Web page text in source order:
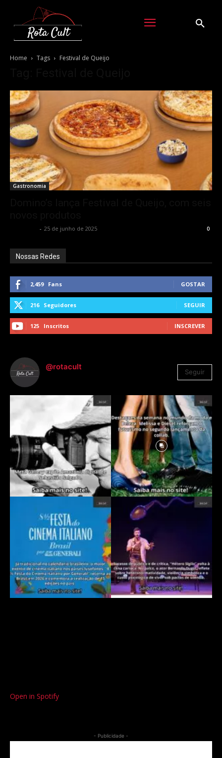
Home Tags Festival de Queijo
Gastronomia
- 25 de junho de 2025 0
Nossas Redes
2,459 Fans GOSTAR
216 Seguidores SEGUIR
125 Inscritos INSCREVER
@rotacult
Seguir
Open in Spotify
- Publicidade -